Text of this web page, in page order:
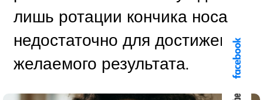
лишь ротации кончика носа
недостаточно для достижения
желаемого результата.